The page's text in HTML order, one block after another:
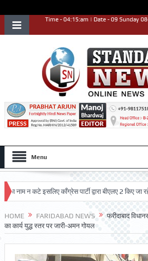
Time - 04:15:am | Date - 09 Sunday
Menu
न कटे इसलिए काँग्रेस पार्टी द्वारा बीएलए 2 किए जा रहे
HOME FARIDABAD NEWS
फरीदाबाद
का कार्य युद्ध स्तर पर जारी-अमन गोयल